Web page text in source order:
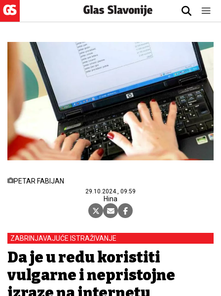
PETAR FABIJAN
29.10.2024., 09:59
Hina
ZABRINJAVAJUĆE ISTRAŽIVANJE
Da je u redu koristiti
vulgarne i nepristojne